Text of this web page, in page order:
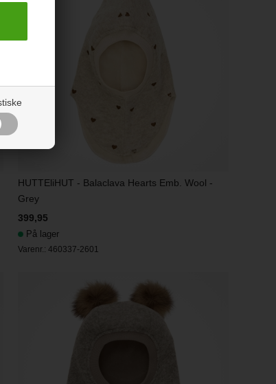
HUTTEliHUT - Balaclava Hearts Emb. Wool -
Grey
399,95
På lager
Varenr.:460337-2601